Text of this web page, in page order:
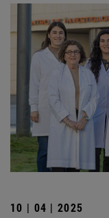
10 | 04 | 2025